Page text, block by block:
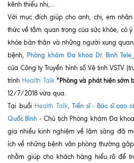
Da Liễu
Mắt
Răng Hàm Mặt
Tai Mũi Họng
Vật lý trị liệu hồi phục chức năng
Xét nghiệm
Xét nghiệm sàng lọc NIPT
kênh thiếu nhi,…
Với mục đích giúp cho anh, chị, em
thức về tầm quan trọng của sức khỏe, có
khỏe bản thân và những người xung
bệnh, Phòng khám Đa khoa Dr. Binh
của Công ty Truyền hình số Vệ tinh VSTV
trình Health Talk "Phòng và phát hiện sớm
12/7/2018 vừa qua.
Tại buổi Health Talk,Tiến sĩ - Bác sĩ cao
Quốc Bình - Chủ tịch Phòng khám Đa khoa
gia nhiều kinh nghiệm về lâm sàng đã
ích về những bệnh văn phòng thường
nhằm giúp cho khách hàng hiểu rõ để